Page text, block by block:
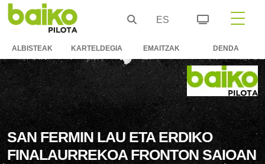
ES
ALBISTEAK KARTELDEGIA EMAITZAK DENDA
SAN FERMIN LAU ETA ERDIKO
FINALAURREKOA FRONTON SAIOAN